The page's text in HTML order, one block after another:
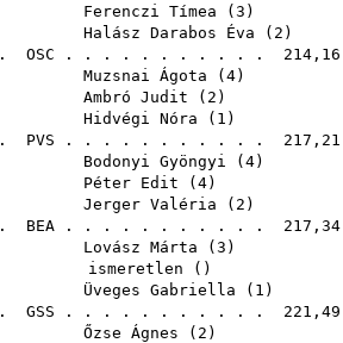
Ferenczi Tímea ( 3 )
Halász Darabos Éva ( 2 )
OSC . . . . . . . . . . . 214,16
Muzsnai Ágota ( 4)
Ambró Judit ( 2 )
Hidvégi Nóra ( 1 )
PVS . . . . . . . . . . . 217,21
Bodonyi Gyöngyi ( 4)
Péter Edit ( 4)
Jerger Valéria ( 2 )
BEA . . . . . . . . . . . 217,34
Lovász Márta ( 3 )
()
Üveges Gabriella ( 1 )
GSS . . . . . . . . . . . 221,49
Őzse Ágnes ( 2 )